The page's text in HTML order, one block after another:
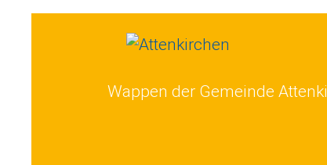
Wappen der Gemeinde